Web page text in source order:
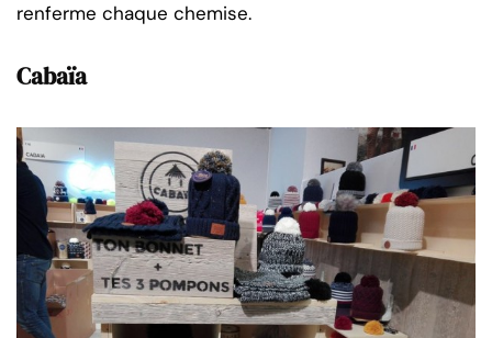
renferme chaque chemise.
Cabaïa